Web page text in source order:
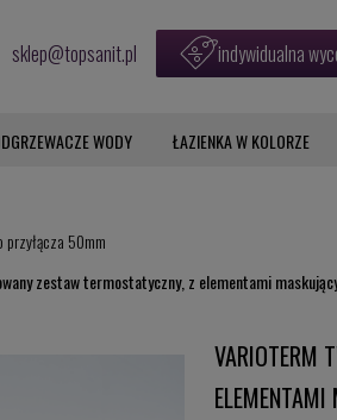
sklep@topsanit.pl indywidualna
WODY ŁAZIENKA W KOLORZE
50mm
zestaw termostatyczny, z elementami
VARIOTERM